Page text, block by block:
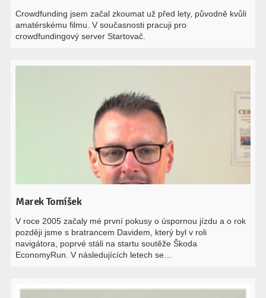
Crowdfunding jsem začal zkoumat už před lety, původně kvůli
amatérskému filmu. V současnosti pracuji pro
crowdfundingový server Startovač.
Marek Tomíšek
V roce 2005 začaly mé první pokusy o úspornou jízdu a o rok
později jsme s bratrancem Davidem, který byl v roli
navigátora, poprvé stáli na startu soutěže Škoda
EconomyRun. V následujících letech se…